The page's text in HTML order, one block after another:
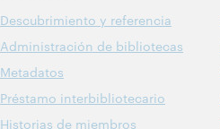
Descubrimiento y referencia
Administración de bibliotecas
Metadatos
Préstamo interbibliotecario
Historias de miembros